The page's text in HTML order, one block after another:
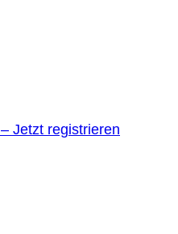
Jetzt registrieren